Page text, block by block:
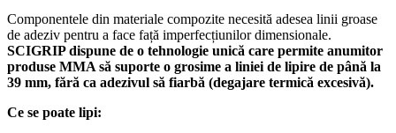
Componentele din materiale compozite necesită adesea linii groase
de adeziv pentru a face față imperfecțiunilor dimensionale.
SCIGRIP dispune de o tehnologie unică care permite anumitor
produse MMA să suporte o grosime a liniei de lipire de până la
39 mm, fără ca adezivul să fiarbă (degajare termică excesivă).
Ce se poate lipi: